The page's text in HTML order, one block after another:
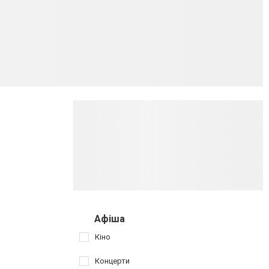
Афіша
Кіно
Концерти